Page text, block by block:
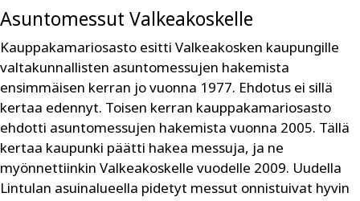
Asuntomessut Valkeakoskelle
Kauppakamariosasto esitti Valkeakosken kaupungille
valtakunnallisten asuntomessujen hakemista
ensimmäisen kerran jo vuonna 1977. Ehdotus ei sillä
kertaa edennyt. Toisen kerran kauppakamariosasto
ehdotti asuntomessujen hakemista vuonna 2005. Tällä
kertaa kaupunki päätti hakea messuja, ja ne
myönnettiinkin Valkeakoskelle vuodelle 2009. Uudella
Lintulan asuinalueella pidetyt messut onnistuivat hyvin